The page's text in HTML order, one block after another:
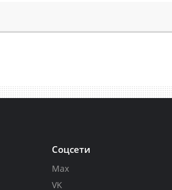
Соцсети
Max
VK